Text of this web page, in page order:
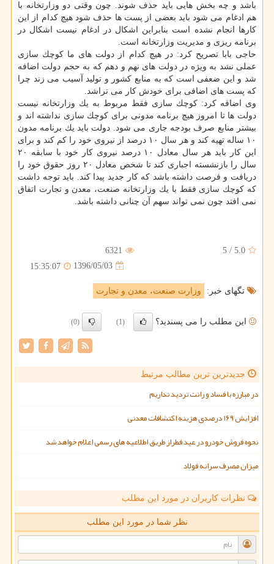
باشد و چه بخش هایی باید حذف شوند. چون وقتی دو وزارتخانه با
هم ادغام می شود باید بعضی از پست ها حذف شود هیچ كدام از این
كارها انجام نشده است بنابراین اشكال در ادغام نیست اشكال در
برنامه ریزی و مدیریت وزارتخانه است.
حاجی بابا تصریح كرد: در هیچ كدام از دولت های ما كوچك سازی
عملی نشد به ویژه در دولت های نهم و دهم كه به حجم دولت اضافه
شد و این ضعفی است كه به منابع كشور و تولید آسیب می زند چرا
كه پست های اضافی برای خودش كار می تراشد.
وی اضافه كرد: كوچك سازی فقط مربوط به یك وزارتخانه نیست
دولت ها تا امروز هیچ برنامه مدونی برای كوچك سازی نداشته اند و
بیشتر منابع صرف بودجه جاری می شود. دولت باید یك برنامه مدون
۱۰ ساله تهیه كند و هر سال ۱۰ درصد از نیروی خود را كم كند و برای
این كار باید هر سال معادل ۱۰ درصد نیروی كار خود با سابقه ۲۰
سال را بازنشسته اجباری كند تا شخص معادل ۲۰ روز حقوق خود را
دریافت و فرصت داشته باشد كه كار جدید پیدا كند. باید توجه داشت
كه كوچك سازی فقط با یك وزارتخانه صنعت، معدن و تجارت اتفاق
نمی افتد چون نمی تواند سهم آن چنانی داشته باشد.
5.0
/
5
6321
1396/05/03
15:35:07
تگهای خبر: وزارت صنعت، معدن و تجارت
این مطلب را می پسندید؟ (1)
(0)
جدیدترین ترین مطالب مرتبط
در مبارزه با فساد و رانت تردید نداریم
افزایش ۱۶۹ درصدی هزینه اکتشافات معدنی
نحوه فروش خودرو در عید فطراز طریق اطلاعیه های رسمی اعلام خواهد شد
میزان مصرف سرانه فولاد
نظرات کاربران در مورد این مطلب
نظر شما در مورد این مطلب